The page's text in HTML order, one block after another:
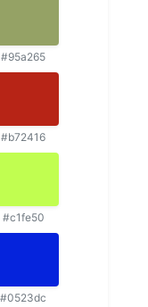
#95a265
#b72416
#c1fe50
#0523dc